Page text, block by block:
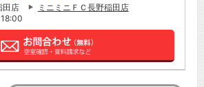
田店
ミニミニＦＣ長野稲田店